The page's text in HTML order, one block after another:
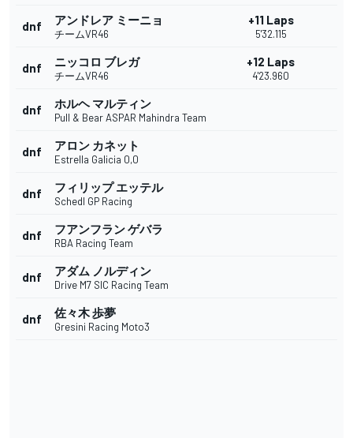
dnf アンドレア ミーニョ
チームVR46
+11 Laps
5'32.115
dnf ニッコロ ブレガ
チームVR46
+12 Laps
4'23.960
dnf ホルヘ マルティン
Pull & Bear ASPAR Mahindra Team
dnf アロン カネット
Estrella Galicia 0,0
dnf フィリップ エッテル
Schedl GP Racing
dnf フアンフラン ゲバラ
RBA Racing Team
dnf アダム ノルディン
Drive M7 SIC Racing Team
dnf 佐々木 歩夢
Gresini Racing Moto3